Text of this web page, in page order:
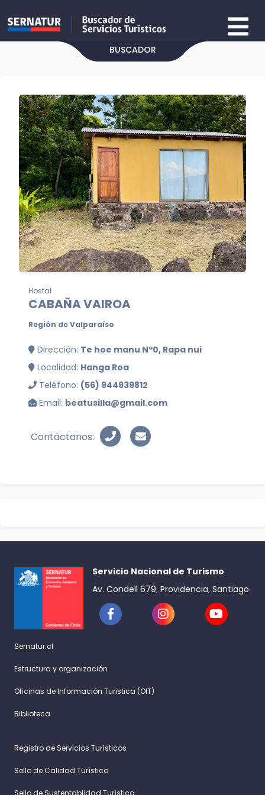
BUSCADOR
Hostal
CABAÑA VAIROA
Región de Valparaíso
Dirección: Te hoe manu Nº0, Rapa nui
Localidad: Hanga Roa
Teléfono: (56) 944939812
Email: beatusilla@gmail.com
Contáctanos:
Servicio Nacional de Turismo
Av. Condell 679, Providencia, Santiago
Sernatur.cl
Estructura y organización
Oficinas de Información Turistica (OIT)
Biblioteca
Registro de Servicios Turísticos
Sello de Calidad Turística
Sello de Sustentablidad Turística